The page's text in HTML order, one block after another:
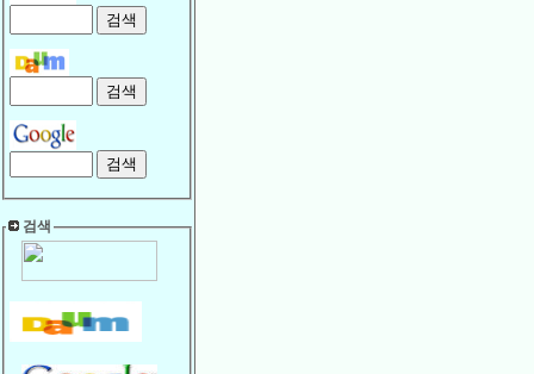
검색